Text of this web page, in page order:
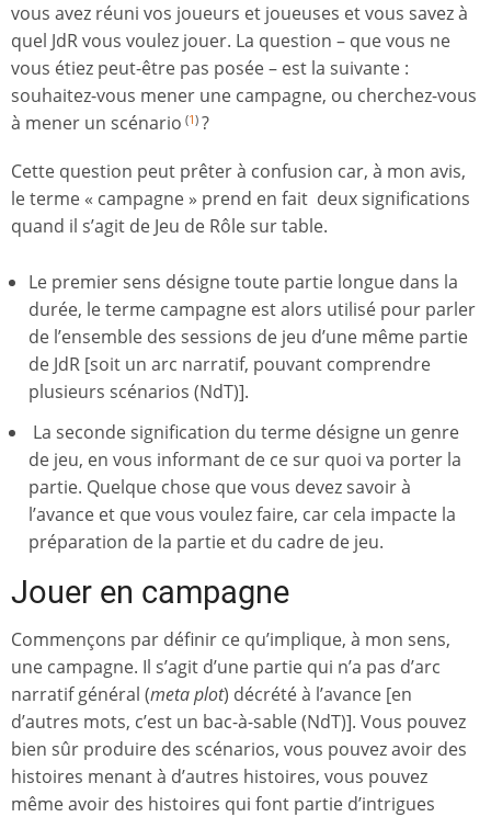
vous avez réuni vos joueurs et joueuses et vous savez à
quel JdR vous voulez jouer. La question – que vous ne
vous étiez peut-être pas posée – est la suivante :
souhaitez-vous mener une campagne, ou cherchez-vous
à mener un scénario (1) ?
Cette question peut prêter à confusion car, à mon avis,
le terme « campagne » prend en fait deux significations
quand il s’agit de Jeu de Rôle sur table.
Le premier sens désigne toute partie longue dans la
durée, le terme campagne est alors utilisé pour parler
de l’ensemble des sessions de jeu d’une même partie
de JdR [soit un arc narratif, pouvant comprendre
plusieurs scénarios (NdT)].
La seconde signification du terme désigne un genre
de jeu, en vous informant de ce sur quoi va porter la
partie. Quelque chose que vous devez savoir à
l’avance et que vous voulez faire, car cela impacte la
préparation de la partie et du cadre de jeu.
Jouer en campagne
Commençons par définir ce qu’implique, à mon sens,
une campagne. Il s’agit d’une partie qui n’a pas d’arc
narratif général (meta plot) décrété à l’avance [en
d’autres mots, c’est un bac-à-sable (NdT)]. Vous pouvez
bien sûr produire des scénarios, vous pouvez avoir des
histoires menant à d’autres histoires, vous pouvez
même avoir des histoires qui font partie d’intrigues